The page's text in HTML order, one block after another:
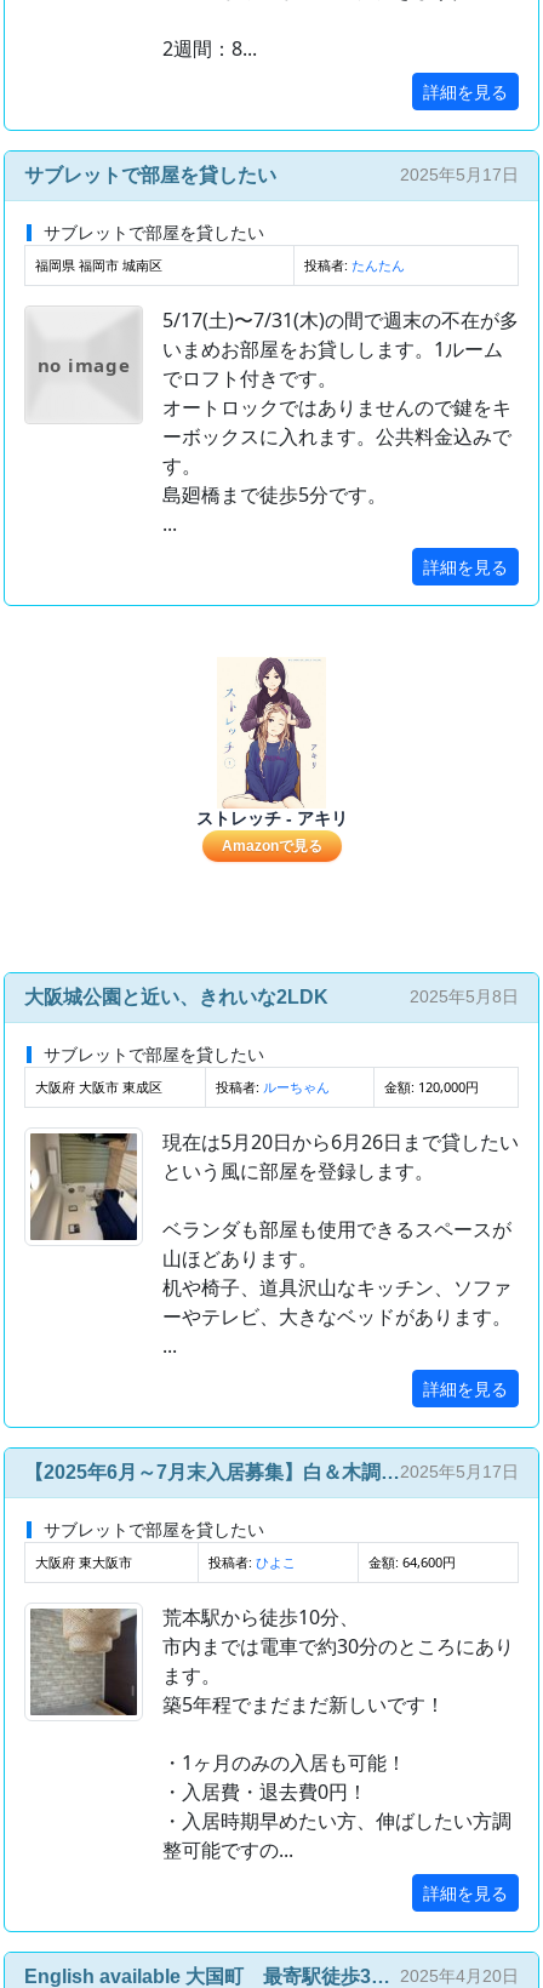
2週間：8...
詳細を見る
サブレットで部屋を貸したい 2025年5月17日
サブレットで部屋を貸したい
福岡県 福岡市 城南区 投稿者: たんたん
no image
5/17(土)〜7/31(木)の間で週末の不在が多
いまめお部屋をお貸しします。1ルーム
でロフト付きです。
オートロックではありませんので鍵をキ
ーボックスに入れます。公共料金込みで
す。
島廻橋まで徒歩5分です。
...
詳細を見る
ストレッチ - アキリ
Amazonで見る
大阪城公園と近い、きれいな2LDK 2025年5月8日
サブレットで部屋を貸したい
大阪府 大阪市 東成区 投稿者: ルーちゃん 金額: 120,000円
現在は5月20日から6月26日まで貸したい
という風に部屋を登録します。
ベランダも部屋も使用できるスペースが
山ほどあります。
机や椅子、道具沢山なキッチン、ソファ
ーやテレビ、大きなベッドがあります。
...
詳細を見る
【2025年6月～7月末入居募集】白＆木調の部屋♡荒本駅から徒歩10分2025年5月17日
サブレットで部屋を貸したい
大阪府 東大阪市 投稿者: ひよこ 金額: 64,600円
荒本駅から徒歩10分、
市内までは電車で約30分のところにあり
ます。
築5年程でまだまだ新しいです！
・1ヶ月のみの入居も可能！
・入居費・退去費0円！
・入居時期早めたい方、伸ばしたい方調
整可能ですの...
詳細を見る
English available 大国町 最寄駅徒歩3分 手ぶらOK 4/22〜4/29 一泊¥3500難波まで歩いて20分 2025年4月20日